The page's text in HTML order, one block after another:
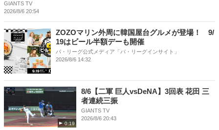
GIANTS TV
2026/8/6 20:54
ZOZOマリン外周に韓国屋台グルメが登場！ 9/
19はビール半額デーも開催
パ・リーグ公式メディア「パ・リーグインサイト」
2026/8/6 14:32
0:19
8/6【二軍 巨人vsDeNA】3回表 花田 三
者連続三振
GIANTS TV
2026/8/6 20:43